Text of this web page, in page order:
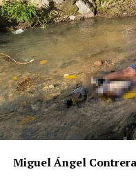
Miguel Ángel